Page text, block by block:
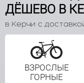
ДЁШЕВО В
в Керчи с
ВЗРОСЛЫЕ
ГОРНЫЕ